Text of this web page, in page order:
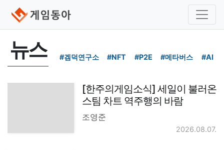
뉴스 #겜덕연구소 #NFT #P2E #메타버스 #AI
[한주의게임소식] 세일이 불러온
스팀 차트 역주행의 바람
조영준
2026.08.07.